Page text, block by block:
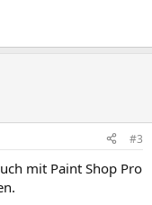
#3
mit Paint Shop Pro